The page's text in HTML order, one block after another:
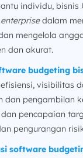
individu, bisnis
enterprisedalam
mengelola
dan akurat.
budgeting
visibilitas
dan pengambilan
pencapaian
pengurangan
software